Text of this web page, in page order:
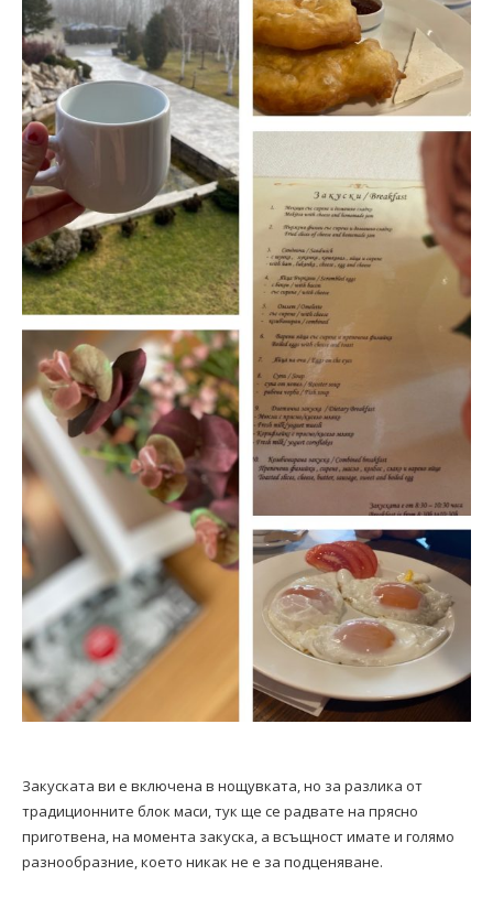
Закуската ви е включена в нощувката, но за разлика от
традиционните блок маси, тук ще се радвате на прясно
приготвена, на момента закуска, а всъщност имате и голямо
разнообразние, което никак не е за подценяване.